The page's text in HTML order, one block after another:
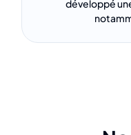
développé